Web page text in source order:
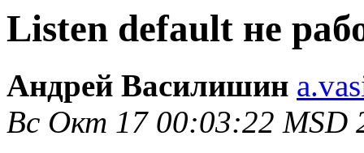
Listen default не
Андрей Василишин
Вс Окт 17 00:03:22 MSD